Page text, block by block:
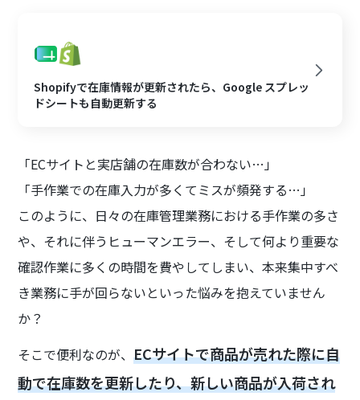
Shopifyで在庫情報が更新されたら、Google スプレッ
ドシートも自動更新する
「ECサイトと実店舗の在庫数が合わない…」
「手作業での在庫入力が多くてミスが頻発する…」
このように、日々の在庫管理業務における手作業の多さ
や、それに伴うヒューマンエラー、そして何より重要な
確認作業に多くの時間を費やしてしまい、本来集中すべ
き業務に手が回らないといった悩みを抱えていません
か？
そこで便利なのが、ECサイトで商品が売れた際に自
動で在庫数を更新したり、新しい商品が入荷され